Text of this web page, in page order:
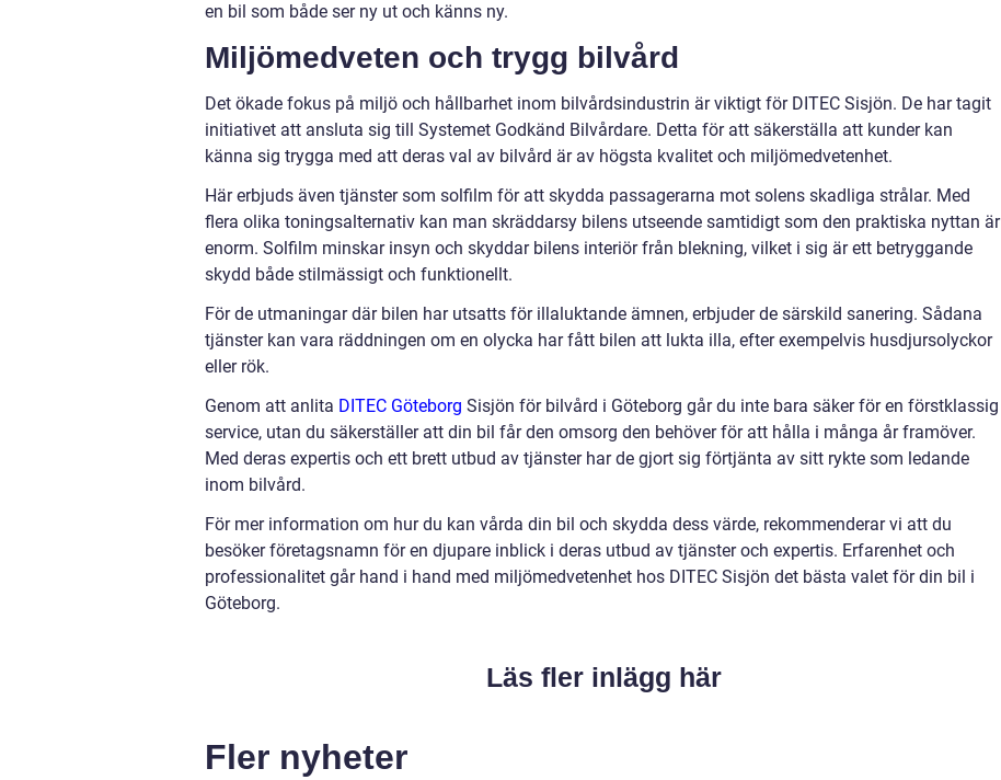
en bil som både ser ny ut och känns ny.
Miljömedveten och trygg bilvård
Det ökade fokus på miljö och hållbarhet inom bilvårdsindustrin är viktigt för DITEC Sisjön. De har tagit
initiativet att ansluta sig till Systemet Godkänd Bilvårdare. Detta för att säkerställa att kunder kan
känna sig trygga med att deras val av bilvård är av högsta kvalitet och miljömedvetenhet.
Här erbjuds även tjänster som solfilm för att skydda passagerarna mot solens skadliga strålar. Med
flera olika toningsalternativ kan man skräddarsy bilens utseende samtidigt som den praktiska nyttan är
enorm. Solfilm minskar insyn och skyddar bilens interiör från blekning, vilket i sig är ett betryggande
skydd både stilmässigt och funktionellt.
För de utmaningar där bilen har utsatts för illaluktande ämnen, erbjuder de särskild sanering. Sådana
tjänster kan vara räddningen om en olycka har fått bilen att lukta illa, efter exempelvis husdjursolyckor
eller rök.
Genom att anlita DITEC Göteborg Sisjön för bilvård i Göteborg går du inte bara säker för en förstklassig
service, utan du säkerställer att din bil får den omsorg den behöver för att hålla i många år framöver.
Med deras expertis och ett brett utbud av tjänster har de gjort sig förtjänta av sitt rykte som ledande
inom bilvård.
För mer information om hur du kan vårda din bil och skydda dess värde, rekommenderar vi att du
besöker företagsnamn för en djupare inblick i deras utbud av tjänster och expertis. Erfarenhet och
professionalitet går hand i hand med miljömedvetenhet hos DITEC Sisjön det bästa valet för din bil i
Göteborg.
Läs fler inlägg här
Fler nyheter